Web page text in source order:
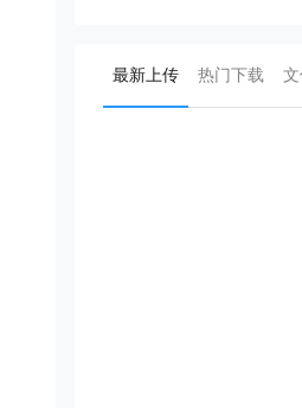
最新上传(current)
热门下载